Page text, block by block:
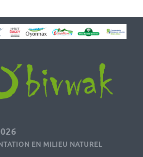
EN MILIEU NATUREL